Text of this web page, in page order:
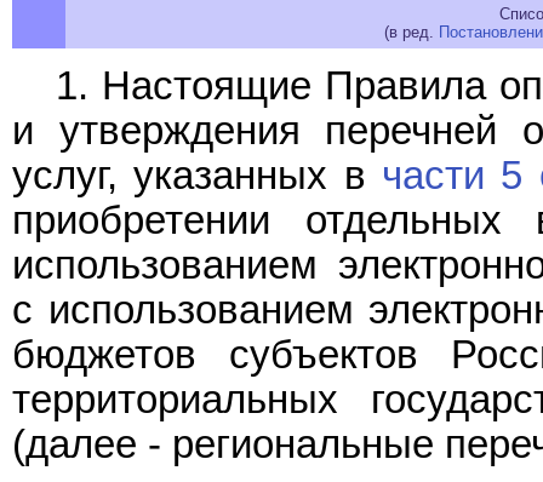
(в ред.
1. Настоящие Правила
и утверждения перечней
услуг, указанных в части 5
приобретении
использованием
с использованием
бюджетов субъектов
территориальных
(далее - региональные